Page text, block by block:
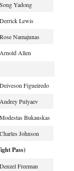
Song Yadong
Derrick Lewis
Rose Namajunas
Arnold Allen
Deiveson Figueiredo
Andrey Pulyaev
Modestas Bukauskas
Charles Johnson
Pass)
Denzel Freeman